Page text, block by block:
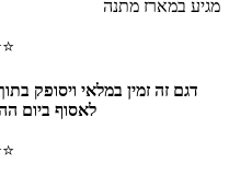
מגיע במארז מתנה
לאסוף ביום